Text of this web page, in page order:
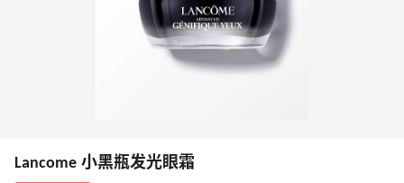
Lancome 小黑瓶发光眼霜